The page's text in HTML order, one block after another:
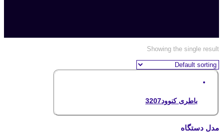
Showing the single result
باطری کنوود3207
مدل دستگاه